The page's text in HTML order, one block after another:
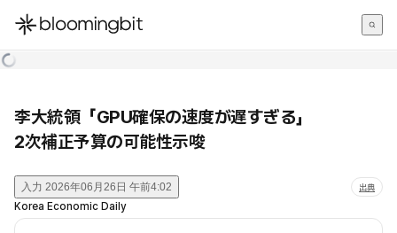
한국어
李大統領「GPU確保の速度が遅すぎる」
2次補正予算の可能性示唆
入力 2026年06月26日 午前4:02 出典
Korea Economic Daily